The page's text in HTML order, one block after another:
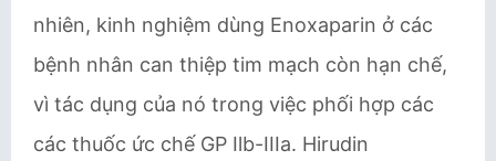
nhiên, kinh nghiệm dùng Enoxaparin ở các
bệnh nhân can thiệp tim mạch còn hạn chế,
vì tác dụng của nó trong việc phối hợp các
các thuốc ức chế GP Ilb-IIIa. Hirudin